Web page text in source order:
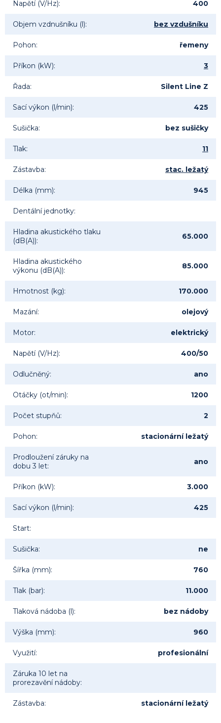
Napětí (V/Hz): 400
Objem vzdnušníku (l): bez vzdušníku
Pohon: řemeny
Příkon (kW): 3
Řada: Silent Line Z
Sací výkon (l/min): 425
Sušička: bez sušičky
Tlak: 11
Zástavba: stac. ležatý
Délka (mm): 945
Dentální jednotky:
Hladina akustického tlaku
(dB(A)): 65.000
Hladina akustického
výkonu (dB(A)): 85.000
Hmotnost (kg): 170.000
Mazání: olejový
Motor: elektrický
Napětí (V/Hz): 400/50
Odlučněný: ano
Otáčky (ot/min): 1200
Počet stupňů: 2
Pohon: stacionární ležatý
Prodloužení záruky na
dobu 3 let: ano
Příkon (kW): 3.000
Sací výkon (l/min): 425
Start:
Sušička: ne
Šířka (mm): 760
Tlak (bar): 11.000
Tlaková nádoba (l): bez nádoby
Výška (mm): 960
Využití: profesionální
Záruka 10 let na
prorezavění nádoby:
Zástavba: stacionární ležatý